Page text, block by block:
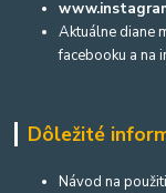
Aktuálne diane
facebooku a na
Dôležité
Návod na